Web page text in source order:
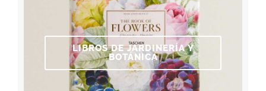
LIBROS DE JARDINERÍA Y
BOTÁNICA